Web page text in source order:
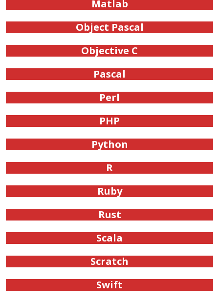
Matlab
Object Pascal
Objective C
Pascal
Perl
PHP
Python
R
Ruby
Rust
Scala
Scratch
Swift